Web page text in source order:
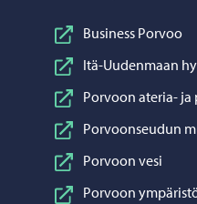
Business Porvoo
Itä-Uudenmaan
Porvoon ateria-
Porvoonseudun
Porvoon vesi
Porvoon